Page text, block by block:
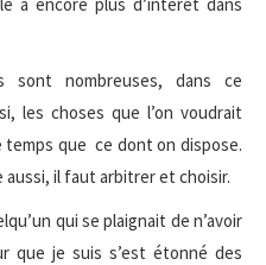
sont nombreuses, dans ce
les choses que l’on voudrait
que ce dont on dispose.
il faut arbitrer et choisir.
qui se plaignait de n’avoir
que je suis s’est étonné des